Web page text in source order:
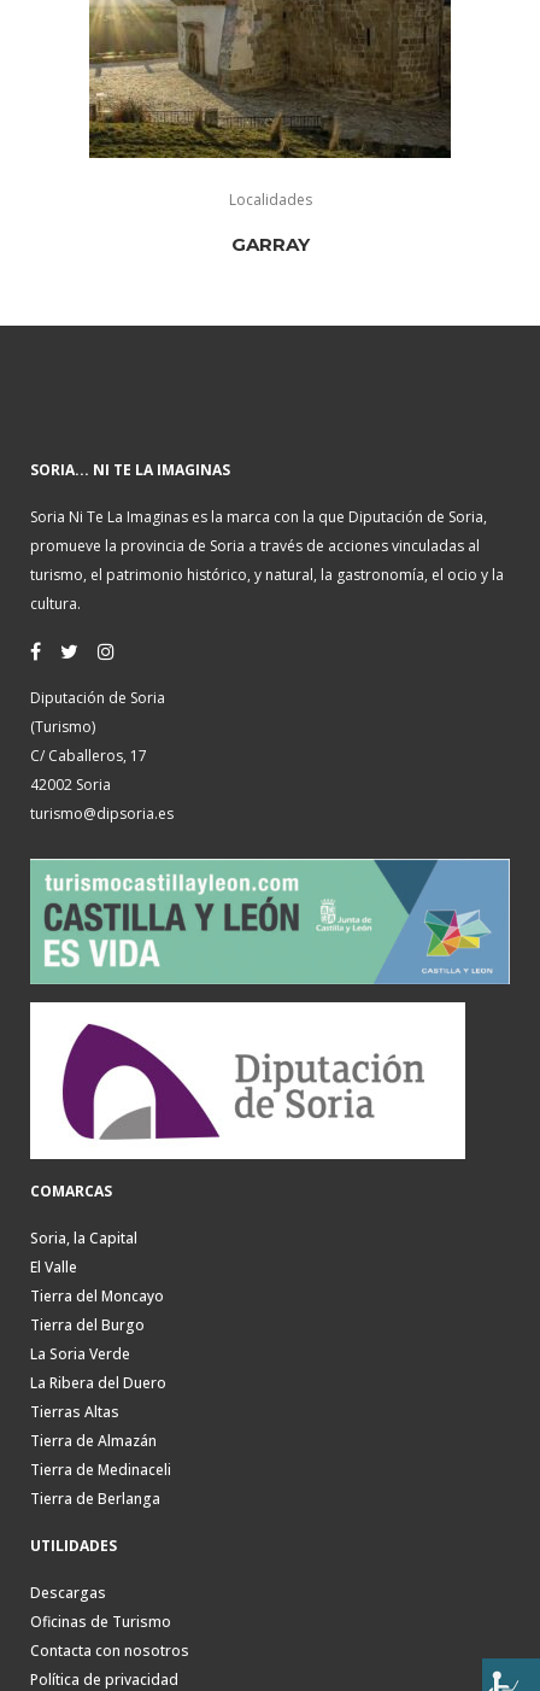
Localidades
GARRAY
SORIA... NI TE LA IMAGINAS
Soria Ni Te La Imaginas es la marca con la que Diputación de Soria,
promueve la provincia de Soria a través de acciones vinculadas al
turismo, el patrimonio histórico, y natural, la gastronomía, el ocio y la
cultura.
Diputación de Soria
(Turismo)
C/ Caballeros, 17
42002 Soria
turismo@dipsoria.es
COMARCAS
Soria, la Capital
El Valle
Tierra del Moncayo
Tierra del Burgo
La Soria Verde
La Ribera del Duero
Tierras Altas
Tierra de Almazán
Tierra de Medinaceli
Tierra de Berlanga
UTILIDADES
Descargas
Oficinas de Turismo
Contacta con nosotros
Política de privacidad